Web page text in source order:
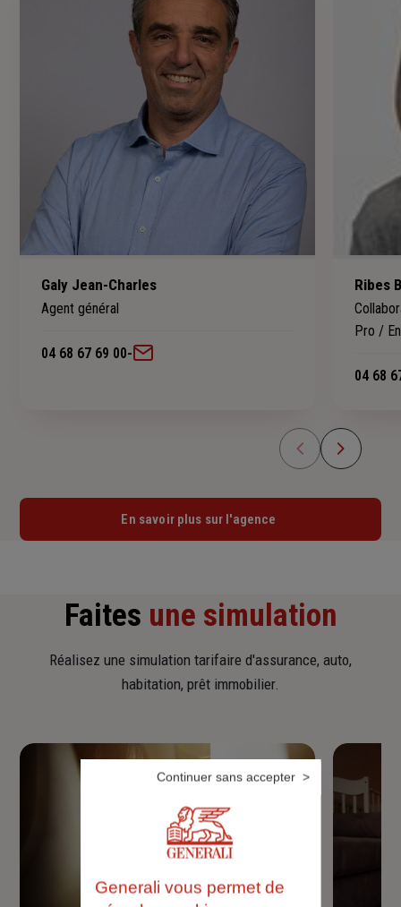
Galy Jean-Charles
Agent général
04 68 67 69 00-
Ribes
Pro /
04 68
En savoir plus sur l'agence
Faites une simulation
Réalisez une simulation tarifaire d'assurance, auto,
habitation, prêt immobilier.
Generali vous permet de
Continuer sans accepter